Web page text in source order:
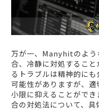
万が一、Manyhitのよう
合、冷静に対処するこ
るトラブルは精神的に
可能性がありますが、
小限に抑えることがで
合の対処法について、具